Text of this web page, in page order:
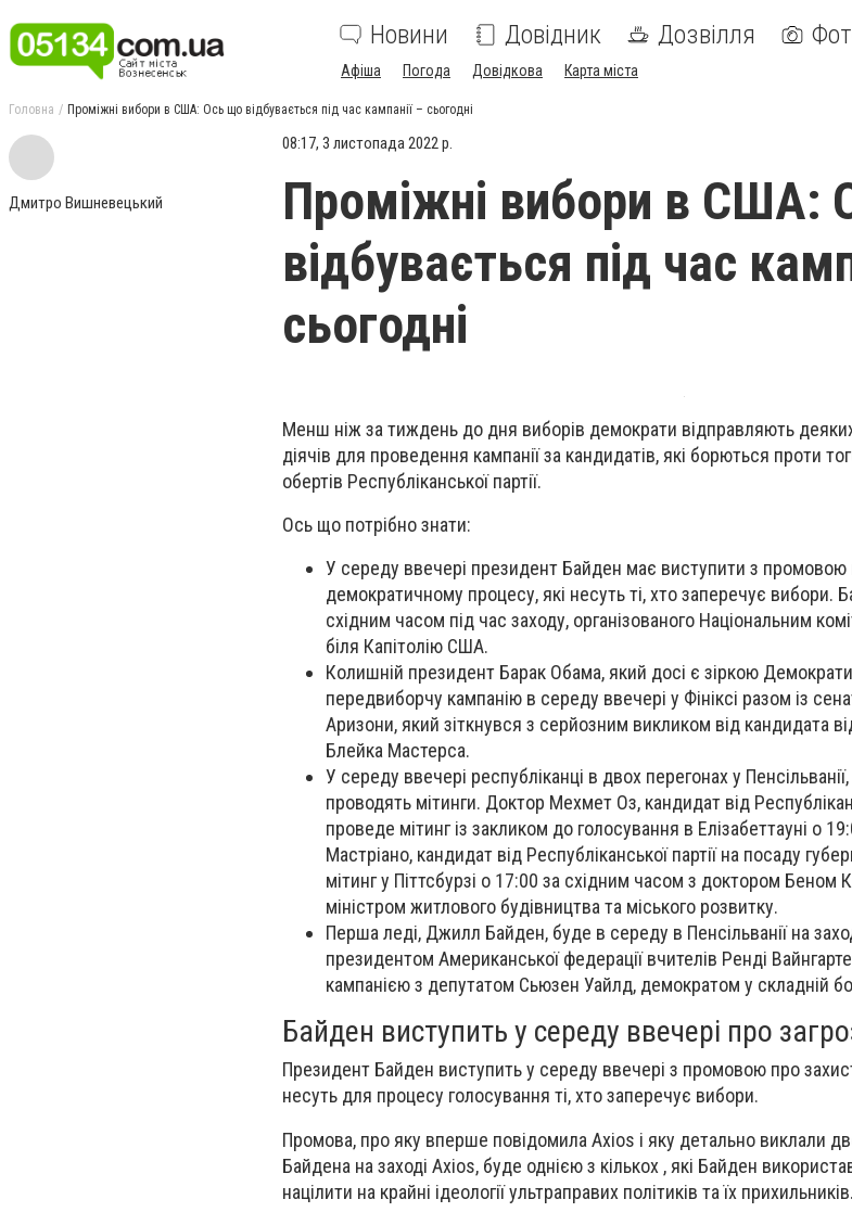
Новини Довідник Дозвілля
Афіша Погода Довідкова Карта міста
Головна Проміжні вибори в США: Ось що відбувається під час кампанії – сьогодні
Дмитро Вишневецький
08:17, 3 листопада 2022 р.
Проміжні вибори в США:
відбувається під час
сьогодні
Менш ніж за тиждень до дня виборів демократи відправляють деяких
діячів для проведення кампанії за кандидатів, які борються проти
обертів Республіканської партії.
Ось що потрібно знати:
У середу ввечері президент Байден має виступити з промовою
демократичному процесу, які несуть ті, хто заперечує вибори.
східним часом під час заходу, організованого Національним
біля Капітолію США.
Колишній президент Барак Обама, який досі є зіркою
передвиборчу кампанію в середу ввечері у Фініксі разом із
Аризони, який зіткнувся з серйозним викликом від кандидата
Блейка Мастерса.
У середу ввечері республіканці в двох перегонах у
проводять мітинги. Доктор Мехмет Оз, кандидат від
проведе мітинг із закликом до голосування в Елізабеттауні о
Мастріано, кандидат від Республіканської партії на посаду
мітинг у Піттсбурзі о 17:00 за східним часом з доктором Беном
міністром житлового будівництва та міського розвитку.
Перша леді, Джилл Байден, буде в середу в Пенсільванії на
президентом Американської федерації вчителів Ренді
кампанією з депутатом Сьюзен Уайлд, демократом у складній
Байден виступить у середу ввечері про
Президент Байден виступить у середу ввечері з промовою про захист
несуть для процесу голосування ті, хто заперечує вибори.
Промова, про яку вперше повідомила Axios і яку детально виклали
Байдена на заході Axios, буде однією з кількох , які Байден
націлити на крайні ідеології ультраправих політиків та їх прихильників.